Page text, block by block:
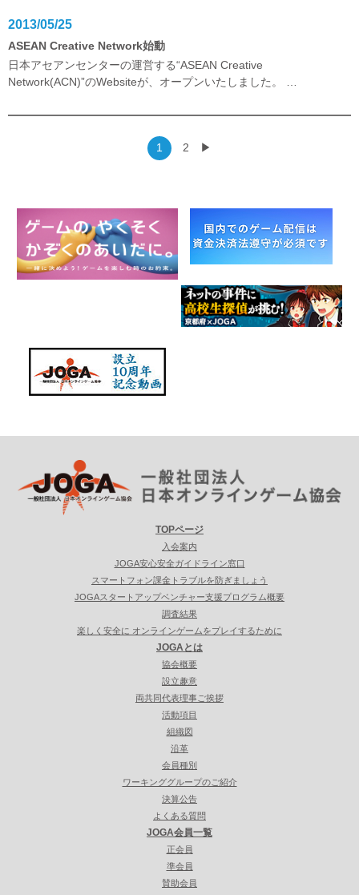
2013/05/25
ASEAN Creative Network始動
日本アセアンセンターの運営する“ASEAN Creative
Network(ACN)”のWebsiteが、オープンいたしました。
1 2 ▶
TOPページ
入会案内
JOGA安心安全ガイドライン窓口
スマートフォン課金トラブルを防ぎましょう
JOGAスタートアップベンチャー支援プログラム概要
調査結果
楽しく安全に オンラインゲームをプレイするために
JOGAとは
協会概要
設立趣意
両共同代表理事ご挨拶
活動項目
組織図
沿革
会員種別
ワーキンググループのご紹介
決算公告
よくある質問
JOGA会員一覧
正会員
準会員
賛助会員